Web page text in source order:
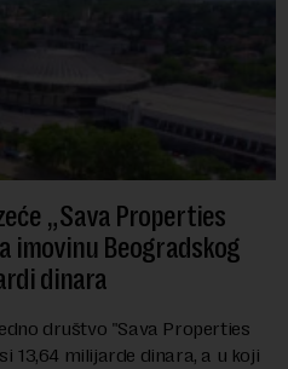
„Sava Properties
imovinu Beogradskog
dinara
društvo "Sava Properties
13,64 milijarde dinara, a u koji